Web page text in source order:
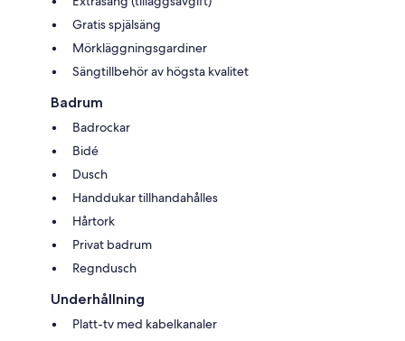
Gratis spjälsäng
Mörkläggningsgardiner
Sängtillbehör av högsta kvalitet
Badrum
Badrockar
Bidé
Dusch
Handdukar tillhandahålles
Hårtork
Privat badrum
Regndusch
Underhållning
Platt-tv med kabelkanaler